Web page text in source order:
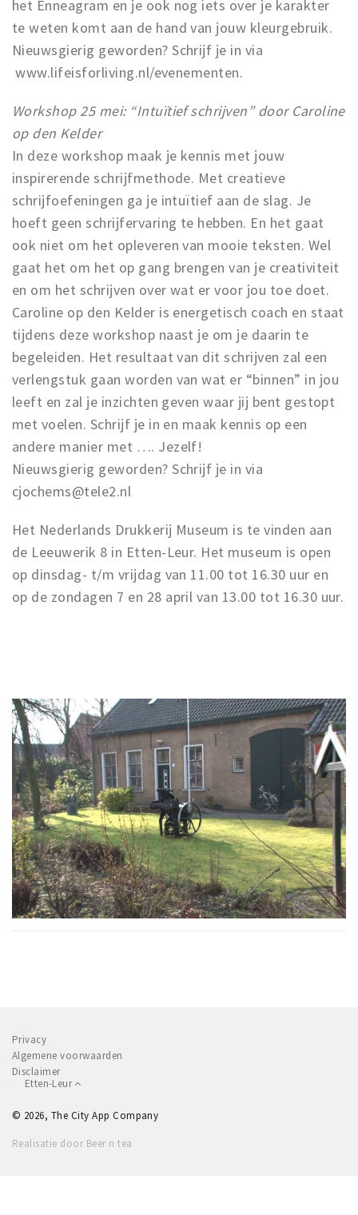
het Enneagram en je ook nog iets over je karakter
te weten komt aan de hand van jouw kleurgebruik.
Nieuwsgierig geworden? Schrijf je in via
www.lifeisforliving.nl/evenementen.
Workshop 25 mei: “Intuïtief schrijven” door Caroline
op den Kelder
In deze workshop maak je kennis met jouw
inspirerende schrijfmethode. Met creatieve
schrijfoefeningen ga je intuïtief aan de slag. Je
hoeft geen schrijfervaring te hebben. En het gaat
ook niet om het opleveren van mooie teksten. Wel
gaat het om het op gang brengen van je creativiteit
en om het schrijven over wat er voor jou toe doet.
Caroline op den Kelder is energetisch coach en staat
tijdens deze workshop naast je om je daarin te
begeleiden. Het resultaat van dit schrijven zal een
verlengstuk gaan worden van wat er “binnen” in jou
leeft en zal je inzichten geven waar jij bent gestopt
met voelen. Schrijf je in en maak kennis op een
andere manier met …. Jezelf!
Nieuwsgierig geworden? Schrijf je in via
cjochems@tele2.nl
Het Nederlands Drukkerij Museum is te vinden aan
de Leeuwerik 8 in Etten-Leur. Het museum is open
op dinsdag- t/m vrijdag van 11.00 tot 16.30 uur en
op de zondagen 7 en 28 april van 13.00 tot 16.30 uur.
Privacy
Algemene voorwaarden
Disclaimer
Etten-Leur
© 2026, The City App Company
Realisatie door Beer n tea